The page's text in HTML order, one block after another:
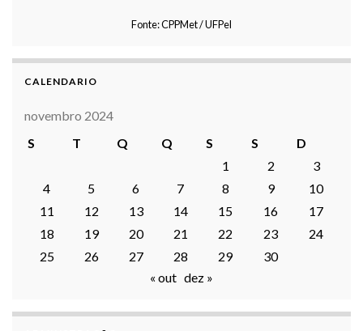
Fonte: CPPMet / UFPel
CALENDARIO
novembro 2024
S
T Q Q S S
D
1
2
3
4
5 6 7 8 9
10
11
12 13 14 15 16
17
18
19 20 21 22 23
24
25
26 27 28 29
30
« out dez »